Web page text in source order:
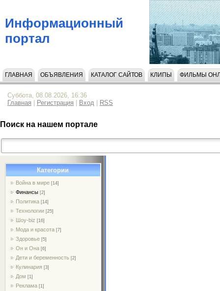
Информационный
портал
ГЛАВНАЯ ОБЪЯВЛЕНИЯ КАТАЛОГ САЙТОВ КЛИПЫ ФИЛЬМЫ
Суббота, 08.08.2026, 16:36
Главная
Регистрация Вход RSS
Поиск на нашем портале
Категории
Война в мире [14]
Финансы [2]
Политика [14]
Технологии [25]
Шоу-biz [16]
Мода и красота [7]
Здоровье [5]
Он и Она [6]
Дети и беременность [2]
Кулинария [3]
Дом [1]
Реклама [1]